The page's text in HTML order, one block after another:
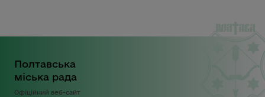
Полтавська
міська рада
Офіційний веб-сайт